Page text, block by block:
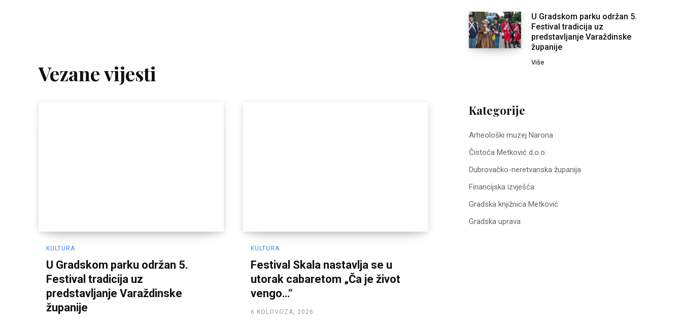
Vezane vijesti
KULTURA
U Gradskom parku održan 5.
Festival tradicija uz
predstavljanje Varaždinske
županije
KULTURA
Festival Skala nastavlja se u
utorak cabaretom „Ča je život
vengo…“
6 KOLOVOZA, 2026
U Gradskom parku održan 5.
Festival tradicija uz
predstavljanje Varaždinske
županije
Više
Kategorije
Arheološki muzej Narona
Čistoća Metković d.o.o.
Dubrovačko-neretvanska županija
Financijska izvješća
Gradska knjižnica Metković
Gradska uprava